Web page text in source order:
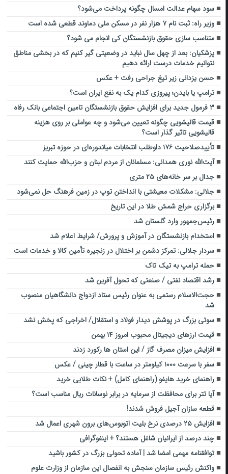
سود سهام عدالت امسال چگونه پرداخت می‌شود؟
وزیر راه: ثبت نام ۷ هزار نفر در مسکن ملی دماوند قطعی شده است
متناسب سازی حقوق بازنشستگان کی انجام می شود؟
پزشکیان: بعد از چهل سال نباید در وضعیتی گیر کنیم که در بخشی مناطق
نتوانیم خدمات درست ارائه دهیم
حسن یزدانی زیر تیغ جراحی رفت + عکس
ترامپ یا بایدن؛ پیروزی کدام یک به نفع ایران است؟
۳ فرمول جدید برای افزایش حقوق بازنشستگان تامین اجتماعی بانک رفاه
قیمت قالیشویی چگونه تعیین می‌‎شود و چه عواملی بر روی هزینه
قالیشویی تاثیر گذار است؟
تأییدصلاحیت ۱۷۶ داوطلب انتخابات میاندوره‌ای در حوزه تبریز
آیت‌الله نوری همدانی: مسلمانان از مردم لبنان و حزب‌الله حمایت کنند
جدال بر سر خانه‌های ۲۵ متری
جلالی: مشکلات معیشتی با انداختن توپ در زمین فرهنگ حل نمی‌شود
برگزاری حراج شمش طلا در این تاریخ
رئیس‌جمهور وارد گلستان شد
استخدام بازنشستگان در آموزش و پرورش/ شرایط اعلام شد
سردار جلالی: تمرکز دشمن بر اختلال در زنجیره تأمین کالا و خدمات است
حمله ترامپ به تیک تاک
رشد اقتصاد نفتی / صنعتی که تحول آفرین شد
حجت‌الاسلام رستمی به عنوان رئیس ستاد ازدواج دانشگاهیان منصوب
شد
سوتی بزرگ در پوشش دیدار فولاد و استقلال/ اخراجی که پخش نشد
قیمت ارزهای دیجیتال محبوب امروز ۱۴ بهمن
افزایش میزان مصرف گاز / این استان ها رکورد زدند
سفر با سرعت ۱۰۰۰ کیلومتر در ساعت با قطار چینی / عکس
راهنمای خرید هایفو (راهنمای کامل) + نکات طلایی خرید
آیا تتر برای محافظت از سرمایه در برابر نوسانات ریال مناسب است؟
قطعه سازان آجیل فروش شدند!
افزایش ۲۵ درصدی نرخ بلیت اتوبوس‌های برون شهری اعمال شد
چند درصد از ایرانیان شاغل‌ هستند؟ + اینفوگرافی
توافقنامه مهمی امضا شد | آماده تحولی بزرگ در کشور باشید
واکنش رئیس سازمان سنجش به انفصال این سازمان از وزارت علوم